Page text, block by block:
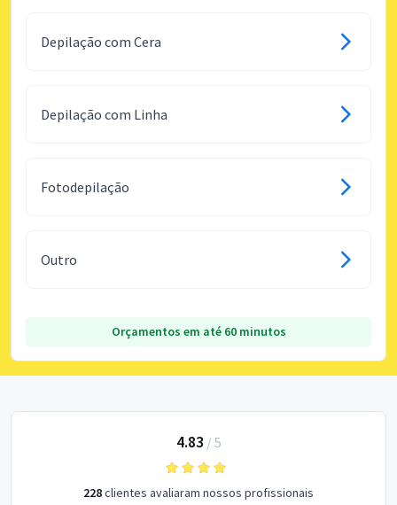
Depilação com Cera
Depilação com Linha
Fotodepilação
Outro
Orçamentos em até 60 minutos
4.83 / 5
228clientes avaliaram nossos profissionais